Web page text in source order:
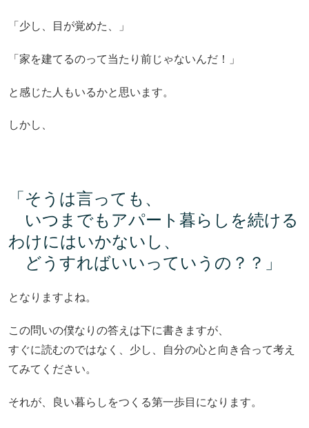
「少し、目が覚めた、」
「家を建てるのって当たり前じゃないんだ！」
と感じた人もいるかと思います。
しかし、
「そうは言っても、
いつまでもアパート暮らしを続ける
わけにはいかないし、
どうすればいいっていうの？？」
となりますよね。
この問いの僕なりの答えは下に書きますが、
すぐに読むのではなく、少し、自分の心と向き合って考え
てみてください。
それが、良い暮らしをつくる第一歩目になります。